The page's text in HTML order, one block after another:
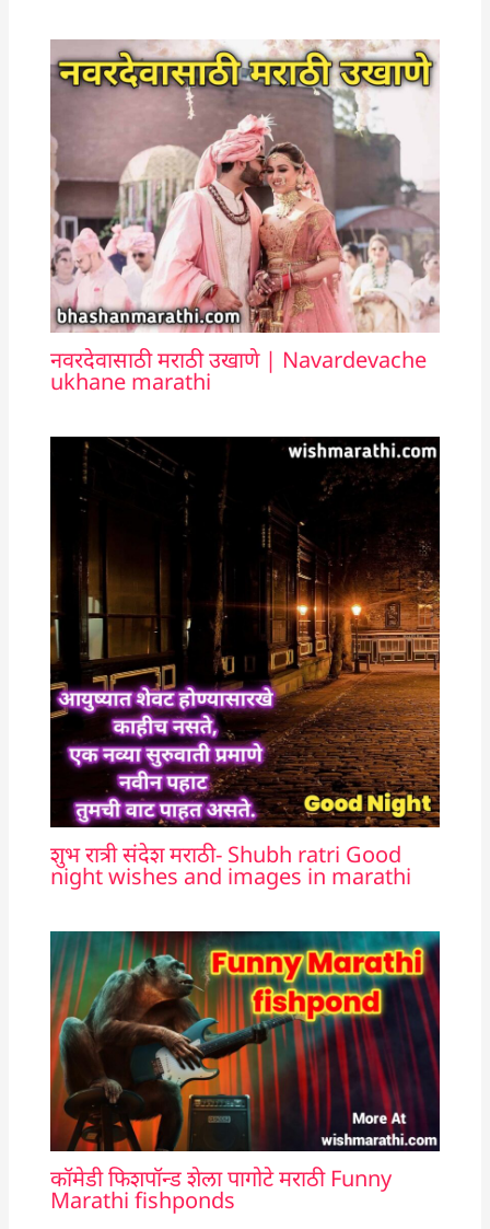
नवरदेवासाठी मराठी उखाणे | Navardevache
ukhane marathi
शुभ रात्री संदेश मराठी- Shubh ratri Good
night wishes and images in marathi
कॉमेडी फिशपॉन्ड शेला पागोटे मराठी Funny
Marathi fishponds